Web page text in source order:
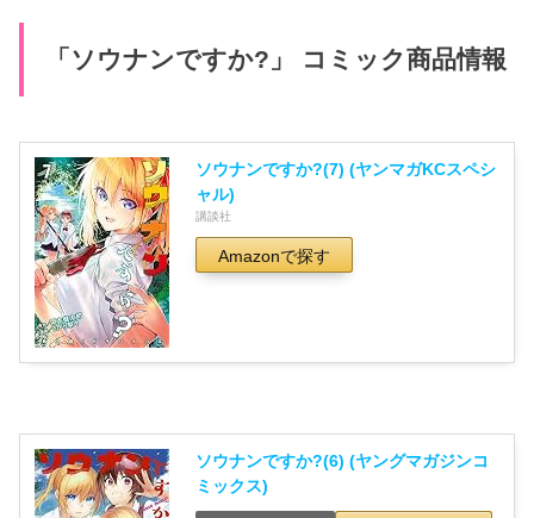
「ソウナンですか?」 コミック商品情報
ソウナンですか?(7) (ヤンマガKCスペシ
ャル)
講談社
Amazonで探す
ソウナンですか?(6) (ヤングマガジンコ
ミックス)